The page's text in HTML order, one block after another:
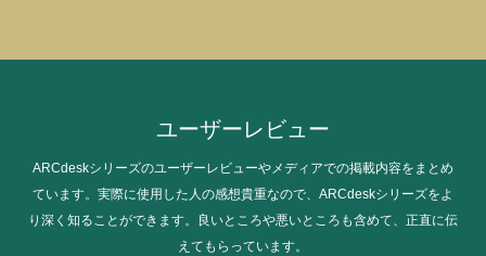
ユーザーレビュー
ARCdeskシリーズのユーザーレビューやメディアでの掲載内容をまとめ
ています。実際に使用した人の感想貴重なので、ARCdeskシリーズをよ
り深く知ることができます。良いところや悪いところも含めて、正直に伝
えてもらっています。